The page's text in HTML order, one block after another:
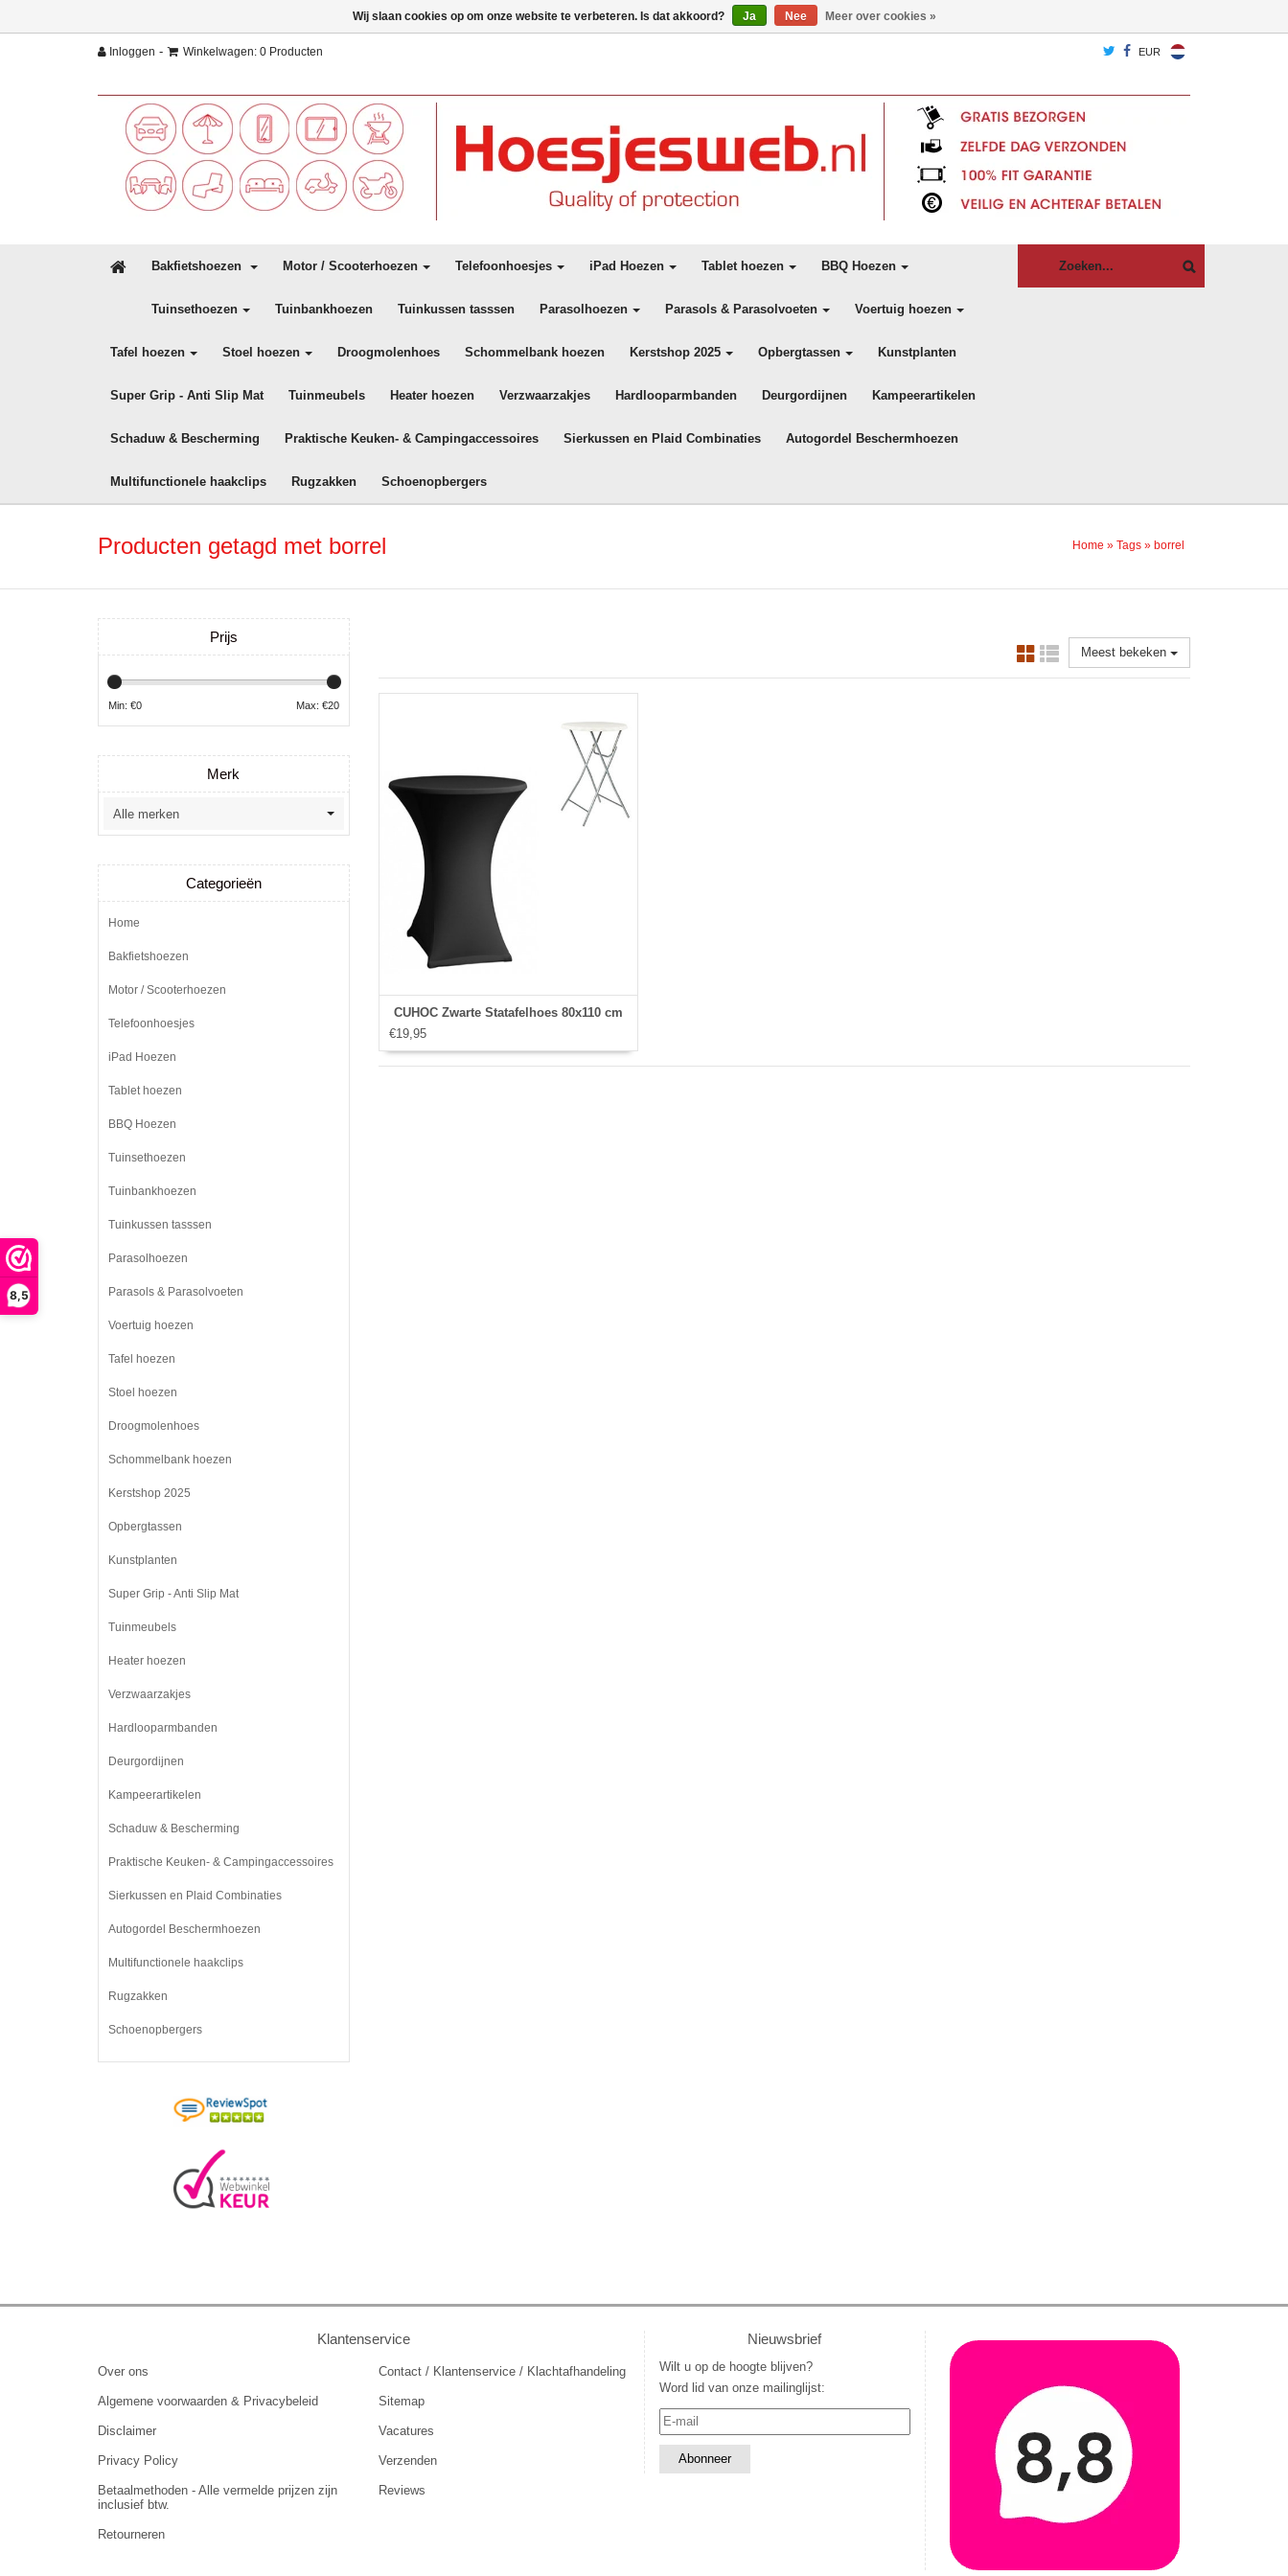
8,5
Inloggen - Winkelwagen: 0 Producten EUR
Bakfietshoezen Motor / Scooterhoezen Telefoonhoesjes iPad Hoezen Tablet hoezen BBQ Hoezen
Tuinsethoezen Tuinbankhoezen Tuinkussen tasssen Parasolhoezen Parasols & Parasolvoeten Voertuig hoezen
Tafel hoezen Stoel hoezen Droogmolenhoes Schommelbank hoezen Kerstshop 2025 Opbergtassen Kunstplanten
Super Grip - Anti Slip Mat Tuinmeubels Heater hoezen Verzwaarzakjes Hardlooparmbanden Deurgordijnen Kampeerartikelen
Schaduw & Bescherming Praktische Keuken- & Campingaccessoires Sierkussen en Plaid Combinaties Autogordel Beschermhoezen
Multifunctionele haakclips Rugzakken Schoenopbergers
Producten getagd met borrel Home » Tags » borrel
Meest bekeken
CUHOC Zwarte Statafelhoes 80x110 cm
€19,95
Prijs
Min: €0 Max: €20
Merk
Categorieën
Home
Bakfietshoezen
Motor / Scooterhoezen
Telefoonhoesjes
iPad Hoezen
Tablet hoezen
BBQ Hoezen
Tuinsethoezen
Tuinbankhoezen
Tuinkussen tasssen
Parasolhoezen
Parasols & Parasolvoeten
Voertuig hoezen
Tafel hoezen
Stoel hoezen
Droogmolenhoes
Schommelbank hoezen
Kerstshop 2025
Opbergtassen
Kunstplanten
Super Grip - Anti Slip Mat
Tuinmeubels
Heater hoezen
Verzwaarzakjes
Hardlooparmbanden
Deurgordijnen
Kampeerartikelen
Schaduw & Bescherming
Praktische Keuken- & Campingaccessoires
Sierkussen en Plaid Combinaties
Autogordel Beschermhoezen
Multifunctionele haakclips
Rugzakken
Schoenopbergers
Klantenservice
Over ons
Algemene voorwaarden & Privacybeleid
Disclaimer
Privacy Policy
Betaalmethoden - Alle vermelde prijzen zijn
inclusief btw.
Retourneren
Contact / Klantenservice / Klachtafhandeling
Sitemap
Vacatures
Verzenden
Reviews
Nieuwsbrief
Wilt u op de hoogte blijven?
Word lid van onze mailinglijst:
Wij slaan cookies op om onze website te verbeteren. Is dat akkoord? Ja Nee Meer over cookies »